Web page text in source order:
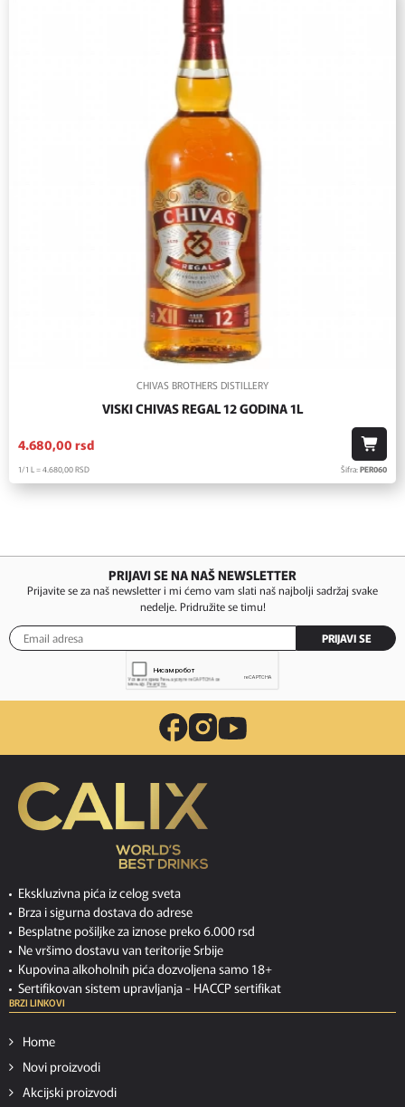
CHIVAS BROTHERS DISTILLERY
VISKI CHIVAS REGAL 12 GODINA 1L
4.680,00 rsd
1/1 L = 4.680,00RSD Šifra:PER060
PRIJAVI SE NA NAŠ NEWSLETTER
Prijavite se za naš newsletter i mi ćemo vam slati naš najbolji sadržaj svake
nedelje. Pridružite se timu!
PRIJAVI SE
Ekskluzivna pića iz celog sveta
Brza i sigurna dostava do adrese
Besplatne pošiljke za iznose preko 6.000 rsd
Ne vršimo dostavu van teritorije Srbije
Kupovina alkoholnih pića dozvoljena samo 18+
Sertifikovan sistem upravljanja - HACCP sertifikat
BRZI LINKOVI
Home
Novi proizvodi
Akcijski proizvodi